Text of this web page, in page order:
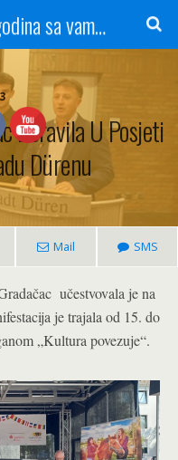
Radio Gradačac - 56 godina sa vama...
Boravila U Posjeti
Dürenu
Mail SMS
učestvovala je na
je trajala od 15. do
„Kultura povezuje“.